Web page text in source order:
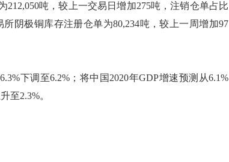
吨，较上一交易日增加275吨，注销仓单占比
阴极铜库存注册仓单为80,234吨，较上一周增加97
下调至6.2%；将中国2020年GDP增速预测从6.1%
至2.3%。